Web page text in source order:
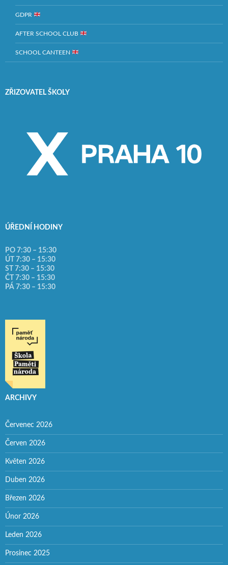
GDPR
AFTER SCHOOL CLUB
SCHOOL CANTEEN
ZŘIZOVATEL ŠKOLY
ÚŘEDNÍ HODINY
PO 7:30 – 15:30
ÚT 7:30 – 15:30
ST 7:30 – 15:30
ČT 7:30 – 15:30
PÁ 7:30 – 15:30
ARCHIVY
Červenec 2026
Červen 2026
Květen 2026
Duben 2026
Březen 2026
Únor 2026
Leden 2026
Prosinec 2025